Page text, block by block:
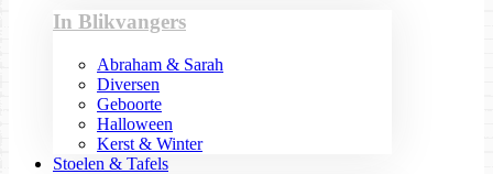
In Blikvangers
Abraham & Sarah
Diversen
Geboorte
Halloween
Kerst & Winter
Stoelen & Tafels